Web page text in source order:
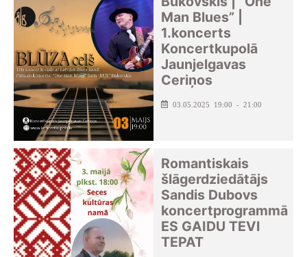
Man Blues” |
1.koncerts
Koncertkupolā
Jaunjelgavas
Ceriņos
03.05.2025 19:00 - 21:00
Romantiskais
šlāgerdziedātājs
Sandis Dubovs
koncertprogrammā
ES GAIDU TEVI
TEPAT